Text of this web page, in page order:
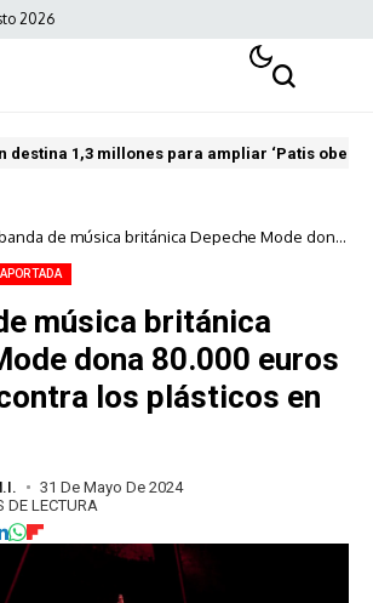
2026
destina 1,3 millones para ampliar ‘Patis
de música británica Depeche Mode dona
música británica
dona 80.000 euros
los plásticos en
31 De Mayo De 2024
DE LECTURA